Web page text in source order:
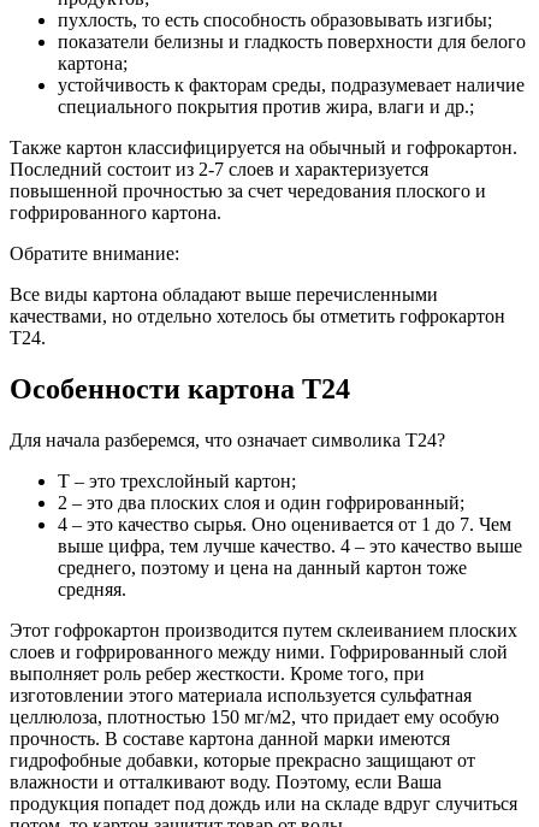
пухлость, то есть способность образовывать изгибы;
показатели белизны и гладкость поверхности для белого
картона;
устойчивость к факторам среды, подразумевает наличие
специального покрытия против жира, влаги и др.;
Также картон классифицируется на обычный и гофрокартон.
Последний состоит из 2-7 слоев и характеризуется
повышенной прочностью за счет чередования плоского и
гофрированного картона.
Обратите внимание:
Все виды картона обладают выше перечисленными
качествами, но отдельно хотелось бы отметить гофрокартон
Т24.
Особенности картона Т24
Для начала разберемся, что означает символика Т24?
Т – это трехслойный картон;
2 – это два плоских слоя и один гофрированный;
4 – это качество сырья. Оно оценивается от 1 до 7. Чем
выше цифра, тем лучше качество. 4 – это качество выше
среднего, поэтому и цена на данный картон тоже
средняя.
Этот гофрокартон производится путем склеиванием плоских
слоев и гофрированного между ними. Гофрированный слой
выполняет роль ребер жесткости. Кроме того, при
изготовлении этого материала используется сульфатная
целлюлоза, плотностью 150 мг/м2, что придает ему особую
прочность. В составе картона данной марки имеются
гидрофобные добавки, которые прекрасно защищают от
влажности и отталкивают воду. Поэтому, если Ваша
продукция попадет под дождь или на складе вдруг случиться